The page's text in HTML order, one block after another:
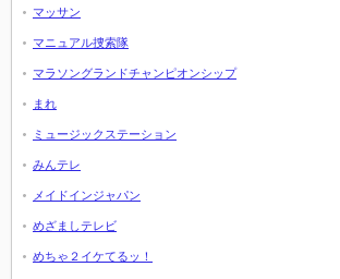
マッサン
マニュアル捜索隊
マラソングランドチャンピオンシップ
まれ
ミュージックステーション
みんテレ
メイドインジャパン
めざましテレビ
めちゃ２イケてるッ！